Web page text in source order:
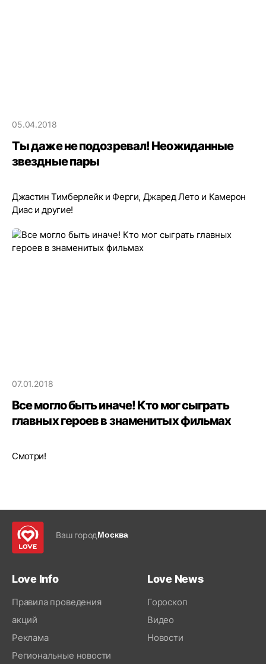
05.04.2018
Ты даже не подозревал! Неожиданные
звездные пары
Джастин Тимберлейк и Ферги, Джаред Лето и Камерон
Диас и другие!
07.01.2018
Все могло быть иначе! Кто мог сыграть
главных героев в знаменитых фильмах
Смотри!
Ваш городМосква
Love Info
Правила проведения
акций
Реклама
Региональные новости
Love News
Гороскоп
Видео
Новости